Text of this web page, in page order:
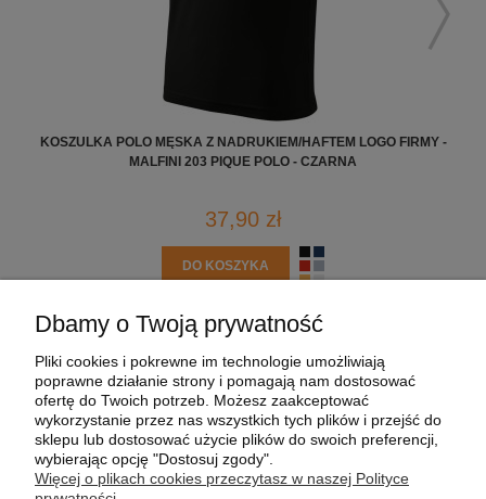
KOSZULKA POLO MĘSKA Z NADRUKIEM/HAFTEM LOGO FIRMY -
MALFINI 203 PIQUE POLO - CZARNA
37,90 zł
DO KOSZYKA
MOJE KONTO
PŁATNOŚCI I DOSTAWA
Dbamy o Twoją prywatność
Pliki cookies i pokrewne im technologie umożliwiają
poprawne działanie strony i pomagają nam dostosować
ofertę do Twoich potrzeb. Możesz zaakceptować
wykorzystanie przez nas wszystkich tych plików i przejść do
sklepu lub dostosować użycie plików do swoich preferencji,
wybierając opcję "Dostosuj zgody".
Więcej o plikach cookies przeczytasz w naszej Polityce